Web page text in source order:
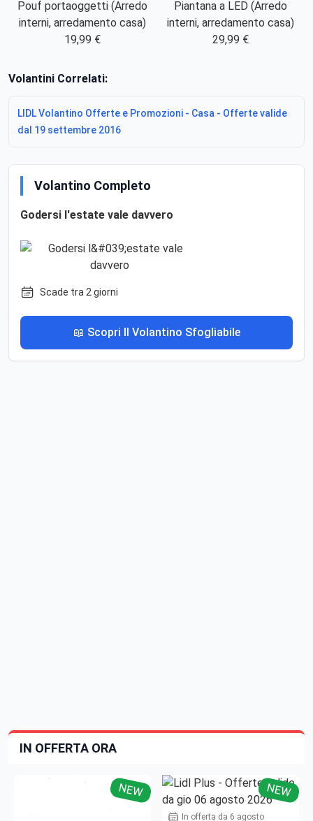
Pouf portaoggetti (Arredo
interni, arredamento casa)
19,99 €
Piantana a LED (Arredo
interni, arredamento casa)
29,99 €
Volantini Correlati:
LIDL Volantino Offerte e Promozioni - Casa - Offerte valide
dal 19 settembre 2016
Volantino Completo
Godersi l'estate vale davvero
Scade tra 2 giorni
📖 Scopri Il Volantino Sfogliabile
IN OFFERTA ORA
NEW NEW
In offerta da 6 agosto